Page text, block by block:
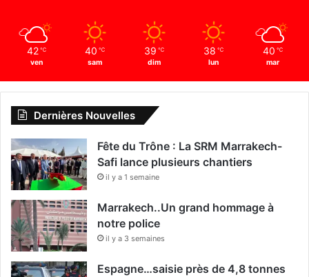
42 ℃
ven
40 ℃
sam
39 ℃
dim
38 ℃
lun
40 ℃
mar
Dernières Nouvelles
Fête du Trône : La SRM Marrakech-
Safi lance plusieurs chantiers
il y a 1 semaine
Marrakech..Un grand hommage à
notre police
il y a 3 semaines
Espagne…saisie près de 4,8 tonnes